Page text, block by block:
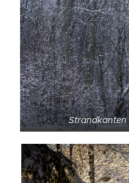
Strandkanten